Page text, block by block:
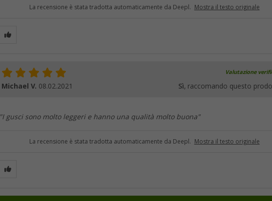
La recensione è stata tradotta automaticamente da Deepl. Mostra il testo originale
Valutazione
Michael V. 08.02.2021 Sì, raccomando questo
"I gusci sono molto leggeri e hanno una qualità molto buona"
La recensione è stata tradotta automaticamente da Deepl. Mostra il testo originale